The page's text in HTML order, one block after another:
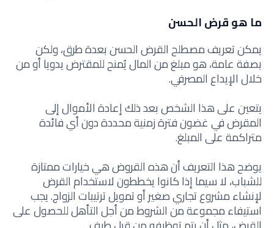
ما هو قرض الحسن
يمكن تعريف مصطلح القرض الحسن بعدة طرق، ولكن
بصفة عامة، هو مبلغ من المال يُمنح للمقترض يدويا أو من
خلال الإيداع المصرفي.
يتعين على هذا الشخص بعد ذلك إعادة الأموال إلى
المقرض في غضون فترة زمنية محددة دون أي فائدة
متراكمة على المبلغ.
يوضح هذا التعريف أن هذه القروض هي خيارات ممتازة
للشباب، لا سيما إذا كانوا يخططون لاستخدام القرض
لإنشاء مشروع تجاري صغير أو تمويل ترتيبات الزواج. يجب
استيفاء مجموعة من الشروط من أجل التأهل للحصول على